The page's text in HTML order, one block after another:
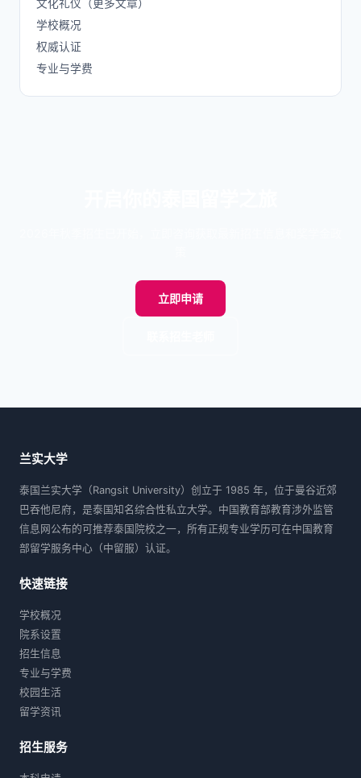
文化礼仪（更多文章）
学校概况
权威认证
专业与学费
立即申请
兰实大学
泰国兰实大学（Rangsit University）创立于 1985 年，位于曼谷近郊
巴吞他尼府，是泰国知名综合性私立大学。中国教育部教育涉外监管
信息网公布的可推荐泰国院校之一，所有正规专业学历可在中国教育
部留学服务中心（中留服）认证。
快速链接
学校概况
院系设置
招生信息
专业与学费
校园生活
留学资讯
招生服务